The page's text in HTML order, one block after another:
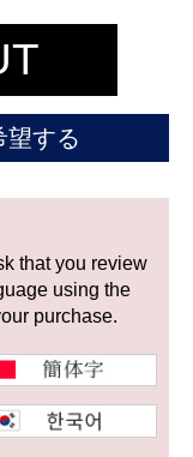
パネライ
未使用品
ンティーク品
SALE
望する
that you review
using the
purchase.